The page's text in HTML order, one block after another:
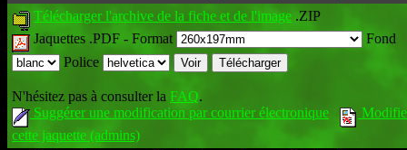
Télécharger l'archive de la fiche et de l'image .ZIP
Jaquettes .PDF - Format
Fond
Police
N'hésitez pas à consulter la FAQ.
Suggérer une modification par courrier électronique
cette jaquette (admins)